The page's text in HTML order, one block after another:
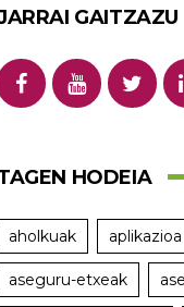
GAITZAZU
HODEIA
aholkuak aplikazioa
aseguru-etxeak